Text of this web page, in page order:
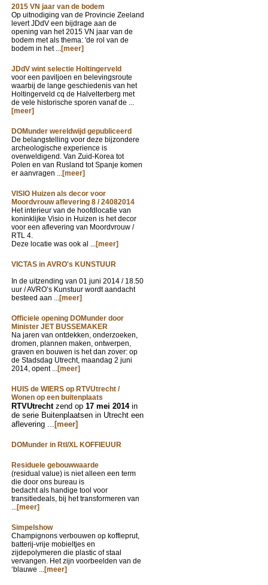
2015 VN jaar van de bodem
Op uitnodiging van de Provincie Zeeland
levert JDdV een bijdrage aan de
opening van het 2015 VN jaar van de
bodem met als thema: 'de rol van de
bodem in het ...[meer]
JDdV wint selectie Holtingerveld
voor een paviljoen en belevingsroute
waarbij de lange geschiedenis van het
Holtingerveld cq de Halvelterberg met
de vele historische sporen vanaf de ...
[meer]
DOMunder wereldwijd gepubliceerd
De belangstelling voor deze bijzondere
archeologische experience is
overweldigend. Van Zuid-Korea tot
Polen en van Rusland tot Spanje komen
er aanvragen ...[meer]
VISIO Huizen als decor voor
Moordvrouw aflevering 8 / 24082014
Het interieur van de hoofdlocatie van
koninklijke Visio in Huizen is het decor
voor een aflevering van Moordvrouw /
RTL 4.
Deze locatie was ook al ...[meer]
VICTAS in AVRO's KUNSTUUR
In de uitzending van 01 juni 2014 / 18.50
uur / AVRO’s Kunstuur wordt aandacht
besteed aan ...[meer]
Officiele opening DOMunder door
Minister JET BUSSEMAKER
Na jaren van ontdekken, onderzoeken,
dromen, plannen maken, ontwerpen,
graven en bouwen is het dan zover: op
de Stadsdag Utrecht, maandag 2 juni
2014, opent ...[meer]
HUIS de WIERS op RTVUtrecht /
Wonen op een buitenplaats
RTVUtrechtzend op 17 mei 2014 in
de serie Buitenplaatsen in Utrecht een
aflevering ... [meer]
DOMunder in Rtl/XL KOFFIEUUR
Residuele gebouwwaarde
(residual value) is niet alleen een term
die door ons bureau is
bedacht als handige tool voor
transitiedeals, bij het transformeren van
...[meer]
Simpelshow
Champignons verbouwen op koffieprut,
batterij-vrije mobieltjes en
zijdepolymeren die plastic of staal
vervangen. Het zijn voorbeelden van de
‘blauwe ...[meer]